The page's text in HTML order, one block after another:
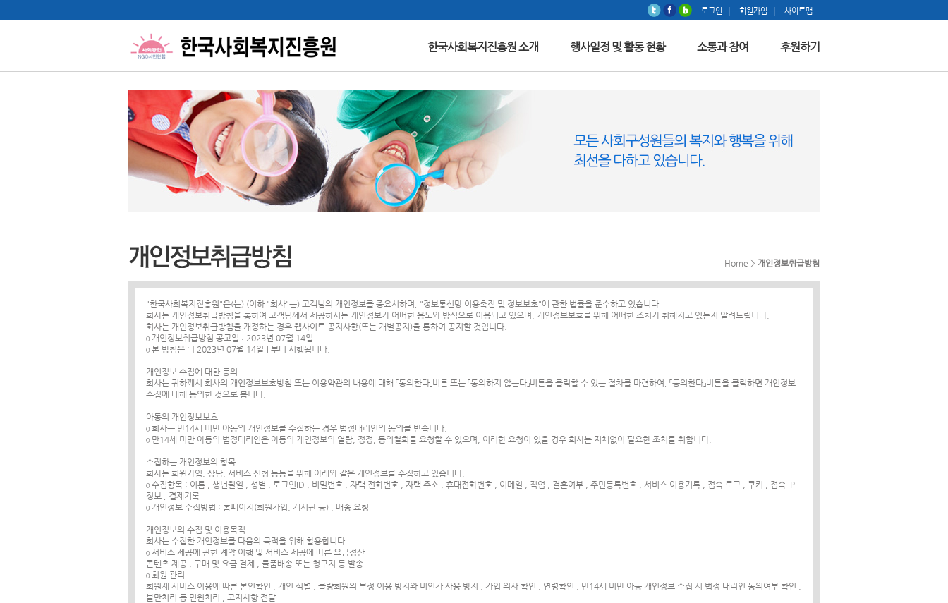
한국사회복지진흥원 소개 행사일정 및 활동 현황 소통과 참여 후원하기
로그인 회원가입 사이트맵
Home > 개인정보취급방침
"한국사회복지진흥원"은(는) (이하 "회사"는) 고객님의 개인정보를 중요시하며, "정보통신망 이용촉진 및 정보보호"에 관한 법률을 준수하고 있습니다.
회사는 개인정보취급방침을 통하여 고객님께서 제공하시는 개인정보가 어떠한 용도와 방식으로 이용되고 있으며, 개인정보보호를 위해 어떠한 조치가 취해지고 있는지 알려드립니다.
회사는 개인정보취급방침을 개정하는 경우 웹사이트 공지사항(또는 개별공지)을 통하여 공지할 것입니다.
ο 개인정보취급방침 공고일 : 2023년 07월 14일
ο 본 방침은 : [ 2023년 07월 14일 ] 부터 시행됩니다.
개인정보 수집에 대한 동의
회사는 귀하께서 회사의 개인정보보호방침 또는 이용약관의 내용에 대해 「동의한다」버튼 또는 「동의하지 않는다」버튼을 클릭할 수 있는 절차를 마련하여, 「동의한다」버튼을 클릭하면 개인정보
수집에 대해 동의한 것으로 봅니다.
아동의 개인정보보호
ο 회사는 만14세 미만 아동의 개인정보를 수집하는 경우 법정대리인의 동의를 받습니다.
ο 만14세 미만 아동의 법정대리인은 아동의 개인정보의 열람, 정정, 동의철회를 요청할 수 있으며, 이러한 요청이 있을 경우 회사는 지체없이 필요한 조치를 취합니다.
수집하는 개인정보의 항목
회사는 회원가입, 상담, 서비스 신청 등등을 위해 아래와 같은 개인정보를 수집하고 있습니다.
ο 수집항목 : 이름 , 생년월일 , 성별 , 로그인ID , 비밀번호 , 자택 전화번호 , 자택 주소 , 휴대전화번호 , 이메일 , 직업 , 결혼여부 , 주민등록번호 , 서비스 이용기록 , 접속 로그 , 쿠키 , 접속 IP
정보 , 결제기록
ο 개인정보 수집방법 : 홈페이지(회원가입, 게시판 등) , 배송 요청
개인정보의 수집 및 이용목적
회사는 수집한 개인정보를 다음의 목적을 위해 활용합니다.
ο 서비스 제공에 관한 계약 이행 및 서비스 제공에 따른 요금정산
콘텐츠 제공 , 구매 및 요금 결제 , 물품배송 또는 청구지 등 발송
ο 회원 관리
회원제 서비스 이용에 따른 본인확인 , 개인 식별 , 불량회원의 부정 이용 방지와 비인가 사용 방지 , 가입 의사 확인 , 연령확인 , 만14세 미만 아동 개인정보 수집 시 법정 대리인 동의여부 확인 ,
불만처리 등 민원처리 , 고지사항 전달